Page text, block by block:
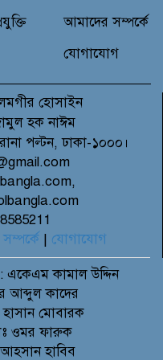
আমাদের সম্পর্কে
যোগাযোগ
হোসাইন
হক নাঈম
পল্টন, ঢাকা-১০০০।
| যোগাযোগ
: একেএম কামাল উদ্দিন
আব্দুল কাদের
মোবারক
ওমর ফারুক
আহসান হাবিব